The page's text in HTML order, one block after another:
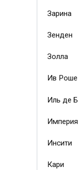
Зарина
Зенден
Золла
Ив Роше
Иль де
Инсити
Кари